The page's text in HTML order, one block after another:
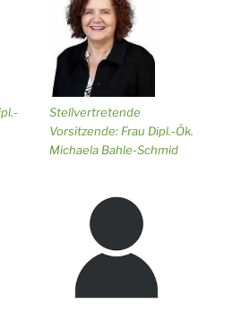
Stellvertretende
Vorsitzende: Frau Dipl.-Ök.
Michaela Bahle-Schmid